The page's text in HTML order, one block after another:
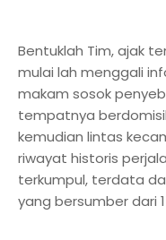
Bentuklah Tim, ajak
mulai lah menggali
makam sosok
tempatnya
kemudian lintas
riwayat historis
terkumpul, terdata
yang bersumber dari